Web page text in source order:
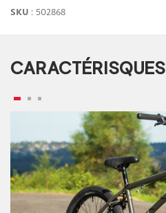
SKU : 502868
CARACTÉRISQUES